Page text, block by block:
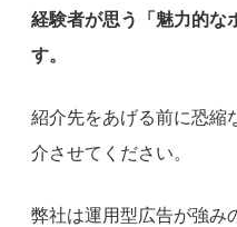
経験者が思う「魅力的な
す。
紹介先をあげる前に恐縮
介させてください。
弊社は運用型広告が強み